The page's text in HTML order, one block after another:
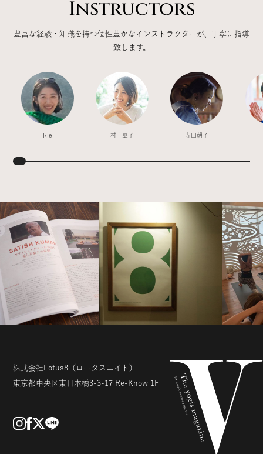
Instructors
豊富な経験・知識を持つ個性豊かなインストラクターが、丁寧に指導
致します。
Rie 村上華子 寺口朝子
株式会社Lotus8 （ロータスエイト）
東京都中央区東日本橋3-3-17 Re-Know 1F